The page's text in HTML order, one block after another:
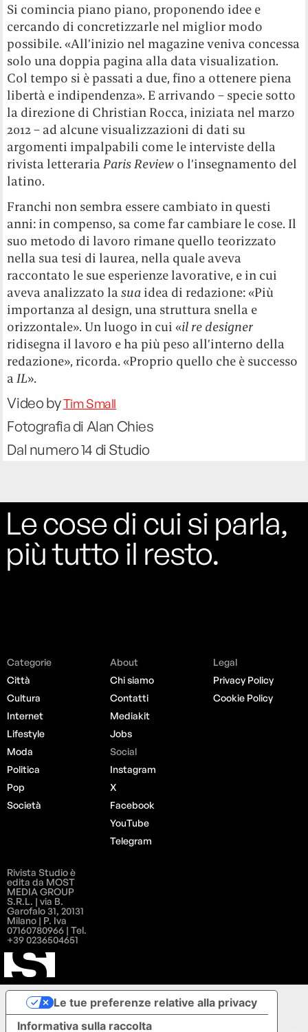
Si comincia piano piano, proponendo idee e
cercando di concretizzarle nel miglior modo
possibile. «All’inizio nel magazine veniva concessa
solo una doppia pagina alla data visualization.
Col tempo si è passati a due, fino a ottenere piena
libertà e indipendenza». E arrivando – specie sotto
la direzione di Christian Rocca, iniziata nel marzo
2012 – ad alcune visualizzazioni di dati su
argomenti impalpabili come le interviste della
rivista letterariaParis Review o l’insegnamento del
latino.
Franchi non sembra essere cambiato in questi
anni: in compenso, sa come far cambiare le cose. Il
suo metodo di lavoro rimane quello teorizzato
nella sua tesi di laurea, nella quale aveva
raccontato le sue esperienze lavorative, e in cui
aveva analizzato lasua idea di redazione: «Più
importanza al design, una struttura snella e
orizzontale». Un luogo in cui «il re designer
ridisegna il lavoro e ha più peso all’interno della
redazione», ricorda. «Proprio quello che è successo
aIL».
Video byTim Small
Fotografia di Alan Chies
Dal numero 14 di Studio
Le cose di cui si parla,
più tutto il resto.
Categorie
Città
Cultura
Internet
Lifestyle
Moda
Politica
Pop
Società
About
Chi siamo
Contatti
Mediakit
Jobs
Social
Instagram
X
Facebook
YouTube
Telegram
Legal
Privacy Policy
Cookie Policy
Rivista Studio è
edita da MOST
MEDIA GROUP
S.R.L. | via B.
Garofalo 31, 20131
Milano | P. Iva
07160780966 | Tel.
+39 0236504651
Informativa sulla raccolta
Le tue preferenze relative alla privacy